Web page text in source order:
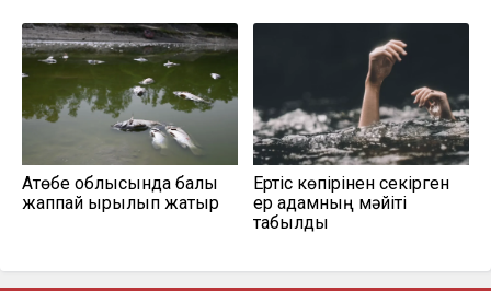
Ақтөбе облысында балық
жаппай қырылып жатыр
Ертіс көпірінен секірген
ер адамның мәйіті
табылды